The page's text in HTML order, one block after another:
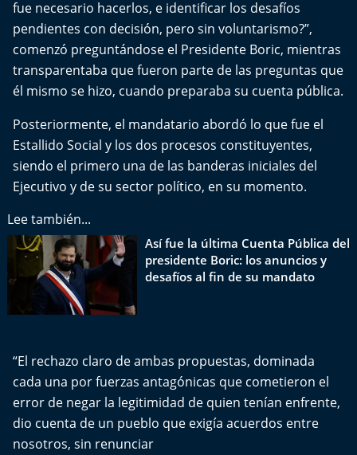
El Mejor País de Chile
Te invito a tomar once
Bío Bío en Ruta
Chiche cuadra y su parrilla
Motorfem
Agenda Propia
Chile, Historia de 30 años
Carrera a La Moneda
Aquí Estamos
fue necesario hacerlos, e identificar los desafíos
pendientes con decisión, pero sin voluntarismo?”,
comenzó preguntándose el Presidente Boric, mientras
transparentaba que fueron parte de las preguntas que
él mismo se hizo, cuando preparaba su cuenta pública.
Posteriormente, el mandatario abordó lo que fue el
Estallido Social y los dos procesos constituyentes,
siendo el primero una de las banderas iniciales del
Ejecutivo y de su sector político, en su momento.
Lee también...
Así fue la última Cuenta Pública del
presidente Boric: los anuncios y
desafíos al fin de su mandato
“El rechazo claro de ambas propuestas, dominada
cada una por fuerzas antagónicas que cometieron el
error de negar la legitimidad de quien tenían enfrente,
dio cuenta de un pueblo que exigía acuerdos entre
nosotros, sin renunciar